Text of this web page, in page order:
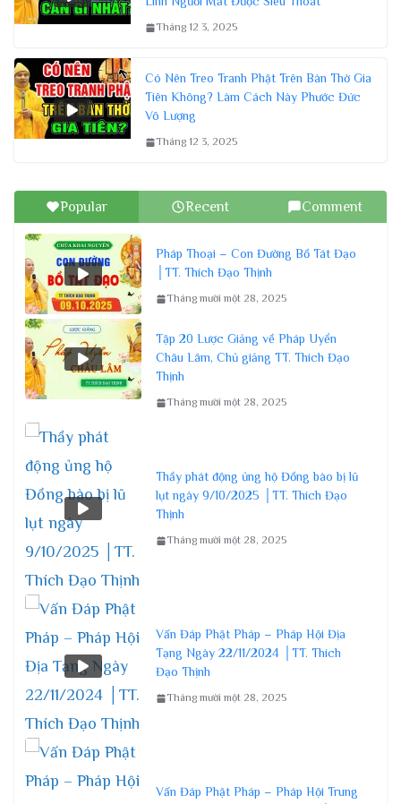
Tháng 12 3, 2025
Có Nên Treo Tranh Phật Trên Bàn Thờ Gia
Tiên Không? Làm Cách Này Phước Đức
Vô Lượng
Tháng 12 3, 2025
Popular Recent Comment
Pháp Thoại – Con Đường Bồ Tát Đạo
│TT. Thích Đạo Thịnh
Tháng mười một 28, 2025
Tập 20 Lược Giảng về Pháp Uyển
Châu Lâm, Chủ giảng TT. Thích Đạo
Thịnh
Tháng mười một 28, 2025
Thầy phát động ủng hộ Đồng bào bị lũ
lụt ngày 9/10/2025 │TT. Thích Đạo
Thịnh
Tháng mười một 28, 2025
Vấn Đáp Phật Pháp – Pháp Hội Địa
Tạng Ngày 22/11/2024 │TT. Thích
Đạo Thịnh
Tháng mười một 28, 2025
Vấn Đáp Phật Pháp – Pháp Hội Trung